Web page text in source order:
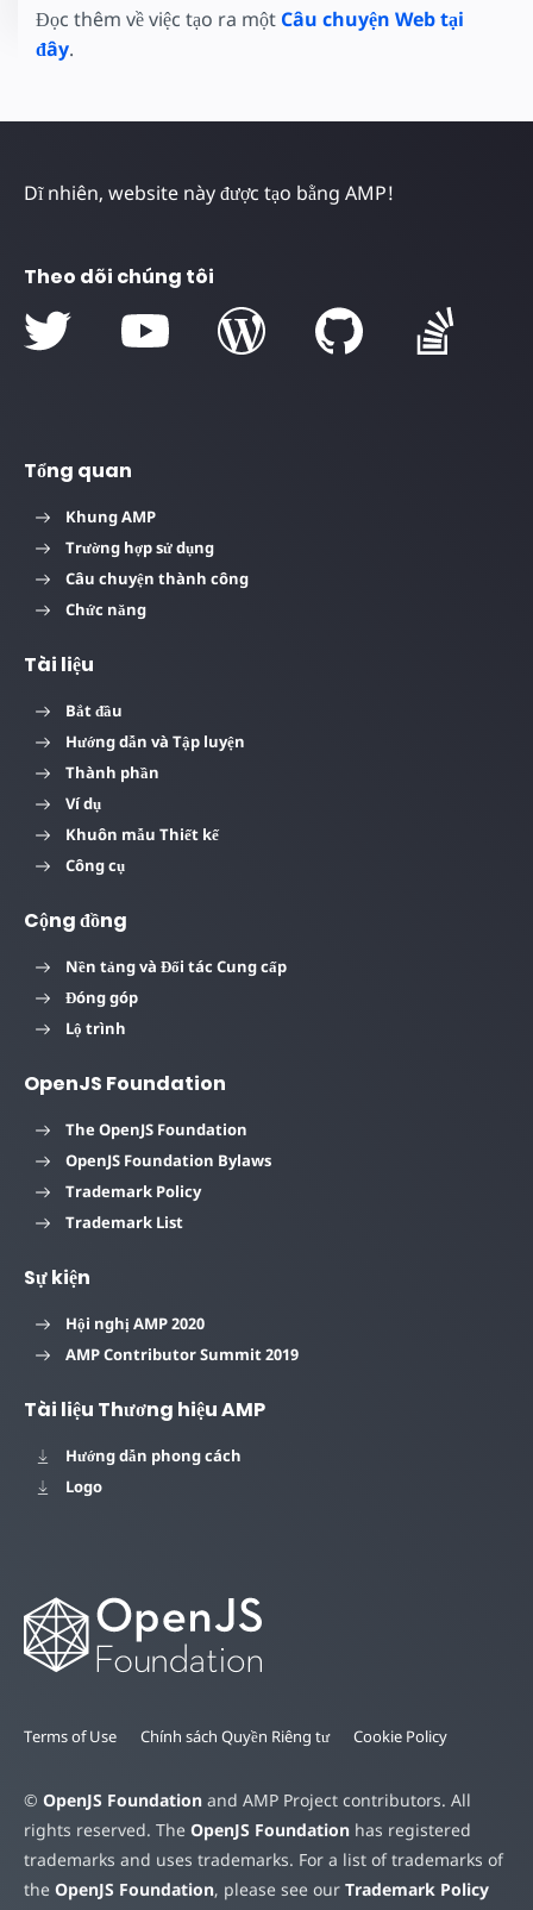
Đọc thêm về việc tạo ra một Câu chuyện Web tại
đây.
Dĩ nhiên, website này được tạo bằng AMP!
Theo dõi chúng tôi
Tổng quan
Khung AMP
Trường hợp sử dụng
Câu chuyện thành công
Chức năng
Tài liệu
Bắt đầu
Hướng dẫn và Tập luyện
Thành phần
Ví dụ
Khuôn mẫu Thiết kế
Công cụ
Cộng đồng
Nền tảng và Đối tác Cung cấp
Đóng góp
Lộ trình
OpenJS Foundation
The OpenJS Foundation
OpenJS Foundation Bylaws
Trademark Policy
Trademark List
Sự kiện
Hội nghị AMP 2020
AMP Contributor Summit 2019
Tài liệu Thương hiệu AMP
Hướng dẫn phong cách
Logo
Terms of Use Chính sách Quyền Riêng tư Cookie Policy
© OpenJS Foundation and AMP Project contributors. All
rights reserved. The OpenJS Foundation has registered
trademarks and uses trademarks. For a list of trademarks of
the OpenJS Foundation, please see our Trademark Policy